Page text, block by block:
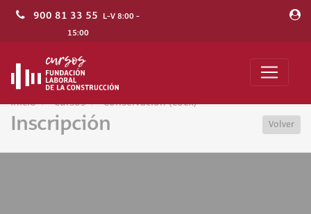
900 81 33 55 L-V 8:00 -
15:00
Inicio Cursos Conservacion (coex)
Inscripción Volver